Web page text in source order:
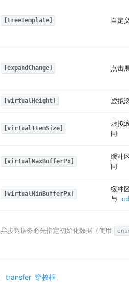
[treeTemplate] 自定
[expandChange] 点击
[virtualHeight] 虚拟
[virtualItemSize]
虚拟
同
[virtualMaxBufferPx]
缓冲
同
[virtualMinBufferPx]
缓冲
与
异步数据务必先指定初始化数据（使用
transfer 穿梭框